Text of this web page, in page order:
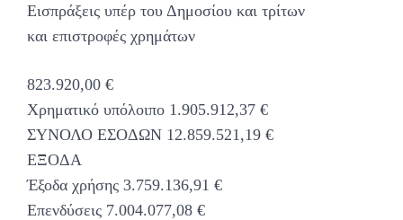
Εισπράξεις υπέρ του Δημοσίου και τρίτων
και επιστροφές χρημάτων
823.920,00 €
Χρηματικό υπόλοιπο 1.905.912,37 €
ΣΥΝΟΛΟ ΕΣΟΔΩΝ 12.859.521,19 €
ΕΞΟΔΑ
Έξοδα χρήσης 3.759.136,91 €
Επενδύσεις 7.004.077,08 €